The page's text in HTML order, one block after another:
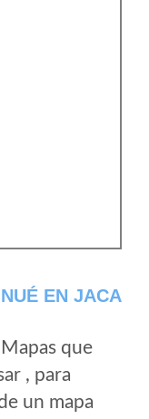
EN JACA
que
, para
un mapa